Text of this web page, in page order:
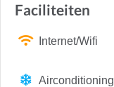
Faciliteiten
Internet/Wifi
Airconditioning